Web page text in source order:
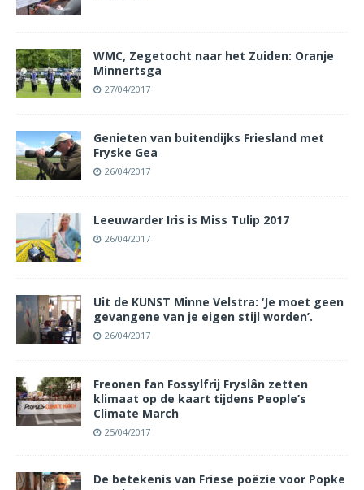
WMC, Zegetocht naar het Zuiden: Oranje
Minnertsga
27/04/2017
Genieten van buitendijks Friesland met
Fryske Gea
26/04/2017
Leeuwarder Iris is Miss Tulip 2017
26/04/2017
Uit de KUNST Minne Velstra: ‘Je moet geen
gevangene van je eigen stijl worden’.
26/04/2017
Freonen fan Fossylfrij Fryslân zetten
klimaat op de kaart tijdens People’s
Climate March
25/04/2017
De betekenis van Friese poëzie voor Popke